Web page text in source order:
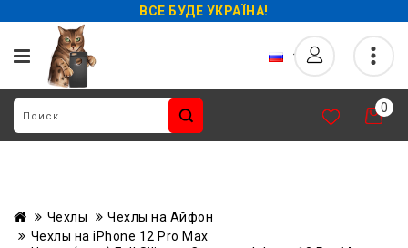
ВСЕ БУДЕ УКРАЇНА!
0
Чехлы
Чехлы на Айфон
Чехлы на iPhone 12 Pro Max